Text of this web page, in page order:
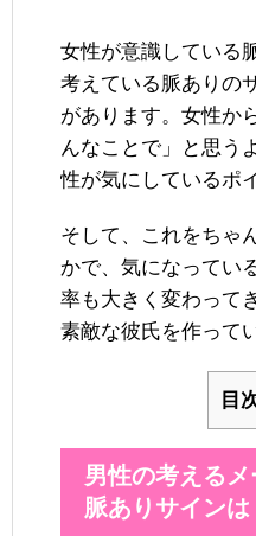
女性が意識している
考えている脈ありの
があります。女性か
んなことで」と思う
性が気にしているポ
そして、これをちゃ
かで、気になってい
率も大きく変わって
素敵な彼氏を作って
目
男性の考える
脈ありサインは